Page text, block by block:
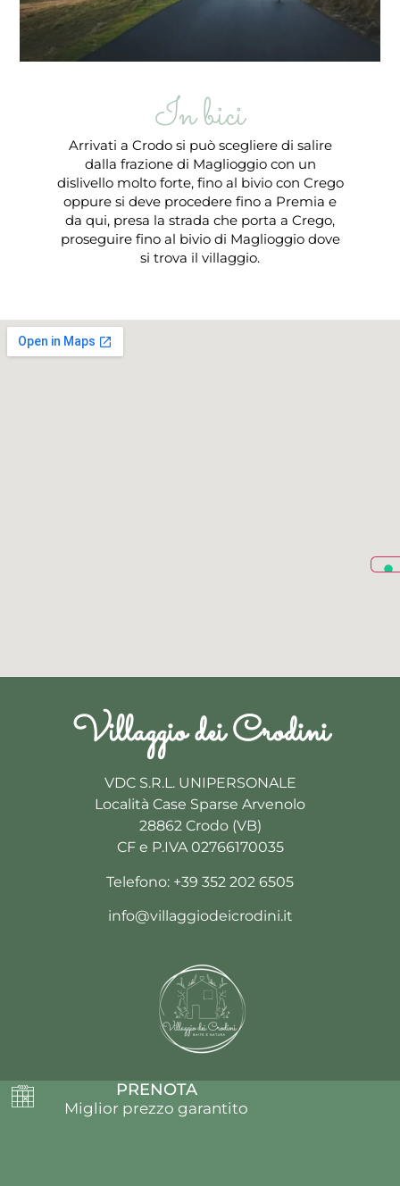
In bici
Arrivati a Crodo si può scegliere di salire
dalla frazione di Maglioggio con un
dislivello molto forte, fino al bivio con Crego
oppure si deve procedere fino a Premia e
da qui, presa la strada che porta a Crego,
proseguire fino al bivio di Maglioggio dove
si trova il villaggio.
PRENOTA
Miglior prezzo garantito
Villaggio dei Crodini
VDC S.R.L. UNIPERSONALE
Località Case Sparse Arvenolo
28862 Crodo (VB)
CF e P.IVA 02766170035
Telefono: +39 352 202 6505
info@villaggiodeicrodini.it
IT EN FR